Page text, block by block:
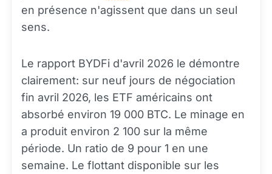
en présence n'agissent que dans un seul
sens.
Le rapport BYDFi d'avril 2026 le démontre
clairement: sur neuf jours de négociation
fin avril 2026, les ETF américains ont
absorbé environ 19 000 BTC. Le minage en
a produit environ 2 100 sur la même
période. Un ratio de 9 pour 1 en une
semaine. Le flottant disponible sur les